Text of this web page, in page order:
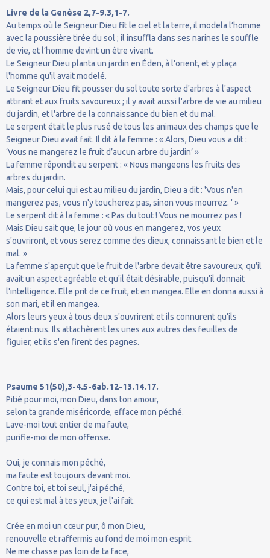
Livre de la Genèse 2,7-9.3,1-7.
Au temps où le Seigneur Dieu fit le ciel et la terre, il modela l’homme
avec la poussière tirée du sol ; il insuffla dans ses narines le souffle
de vie, et l’homme devint un être vivant.
Le Seigneur Dieu planta un jardin en Éden, à l'orient, et y plaça
l'homme qu'il avait modelé.
Le Seigneur Dieu fit pousser du sol toute sorte d'arbres à l'aspect
attirant et aux fruits savoureux ; il y avait aussi l'arbre de vie au milieu
du jardin, et l'arbre de la connaissance du bien et du mal.
Le serpent était le plus rusé de tous les animaux des champs que le
Seigneur Dieu avait fait. Il dit à la femme : « Alors, Dieu vous a dit :
‘Vous ne mangerez le fruit d’aucun arbre du jardin’ »
La femme répondit au serpent : « Nous mangeons les fruits des
arbres du jardin.
Mais, pour celui qui est au milieu du jardin, Dieu a dit : 'Vous n'en
mangerez pas, vous n'y toucherez pas, sinon vous mourrez. ' »
Le serpent dit à la femme : « Pas du tout ! Vous ne mourrez pas !
Mais Dieu sait que, le jour où vous en mangerez, vos yeux
s'ouvriront, et vous serez comme des dieux, connaissant le bien et le
mal. »
La femme s'aperçut que le fruit de l'arbre devait être savoureux, qu'il
avait un aspect agréable et qu'il était désirable, puisqu'il donnait
l'intelligence. Elle prit de ce fruit, et en mangea. Elle en donna aussi à
son mari, et il en mangea.
Alors leurs yeux à tous deux s'ouvrirent et ils connurent qu'ils
étaient nus. Ils attachèrent les unes aux autres des feuilles de
figuier, et ils s'en firent des pagnes.
Psaume 51(50),3-4.5-6ab.12-13.14.17.
Pitié pour moi, mon Dieu, dans ton amour,
selon ta grande miséricorde, efface mon péché.
Lave-moi tout entier de ma faute,
purifie-moi de mon offense.
Oui, je connais mon péché,
ma faute est toujours devant moi.
Contre toi, et toi seul, j'ai péché,
ce qui est mal à tes yeux, je l'ai fait.
Crée en moi un cœur pur, ô mon Dieu,
renouvelle et raffermis au fond de moi mon esprit.
Ne me chasse pas loin de ta face,